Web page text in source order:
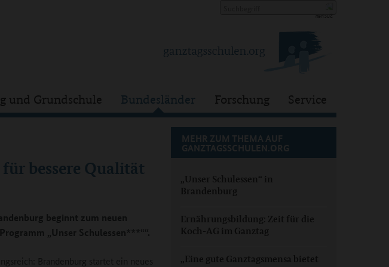
und Grundschule Bundesländer Forschung Service
bessere Qualität
beginnt zum neuen
„Unser Schulessen***““.
Brandenburg startet ein neues
MEHR ZUM THEMA AUF
GANZTAGSSCHULEN.ORG
„Unser Schulessen“ in
Brandenburg
Ernährungsbildung: Zeit für die
Koch-AG im Ganztag
„Eine gute Ganztagsmensa bietet